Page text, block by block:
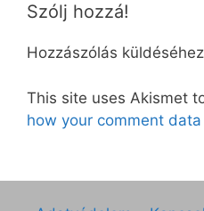
Szólj hozzá!
Hozzászólás küldéséhez
This site uses Akismet
how your comment